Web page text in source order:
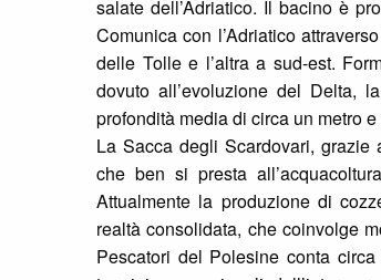
salate dell’Adriatico. Il bacino è
Comunica con l’Adriatico
delle Tolle e l’altra a sud-est.
dovuto all’evoluzione del Delta,
profondità media di circa un metro e
La Sacca degli Scardovari, grazie
che ben si presta
Attualmente la produzione di
realtà consolidata, che coinvolge
Pescatori del Polesine conta